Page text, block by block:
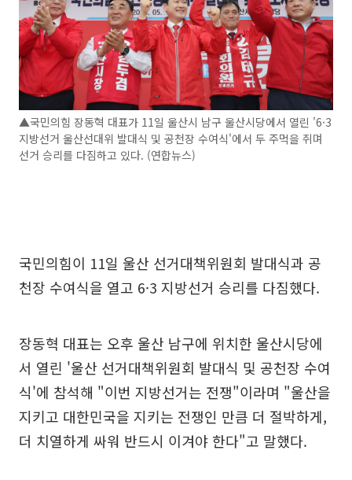
▲국민의힘 장동혁 대표가 11일 울산시 남구 울산시당에서 열린 '6·3
지방선거 울산선대위 발대식 및 공천장 수여식'에서 두 주먹을 쥐며
선거 승리를 다짐하고 있다. (연합뉴스)
국민의힘이 11일 울산 선거대책위원회 발대식과 공
천장 수여식을 열고 6·3 지방선거 승리를 다짐했다.
장동혁 대표는 오후 울산 남구에 위치한 울산시당에
서 열린 '울산 선거대책위원회 발대식 및 공천장 수여
식'에 참석해 "이번 지방선거는 전쟁"이라며 "울산을
지키고 대한민국을 지키는 전쟁인 만큼 더 절박하게,
더 치열하게 싸워 반드시 이겨야 한다"고 말했다.